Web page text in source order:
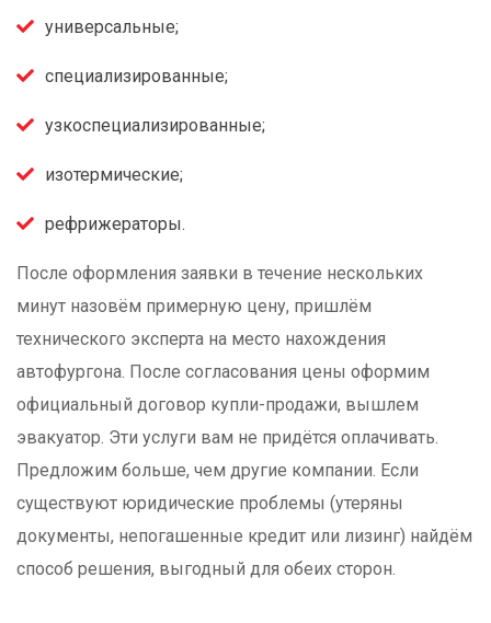
универсальные;
специализированные;
узкоспециализированные;
изотермические;
рефрижераторы.
После оформления заявки в течение нескольких
минут назовём примерную цену, пришлём
технического эксперта на место нахождения
автофургона. После согласования цены оформим
официальный договор купли-продажи, вышлем
эвакуатор. Эти услуги вам не придётся оплачивать.
Предложим больше, чем другие компании. Если
существуют юридические проблемы (утеряны
документы, непогашенные кредит или лизинг) найдём
способ решения, выгодный для обеих сторон.